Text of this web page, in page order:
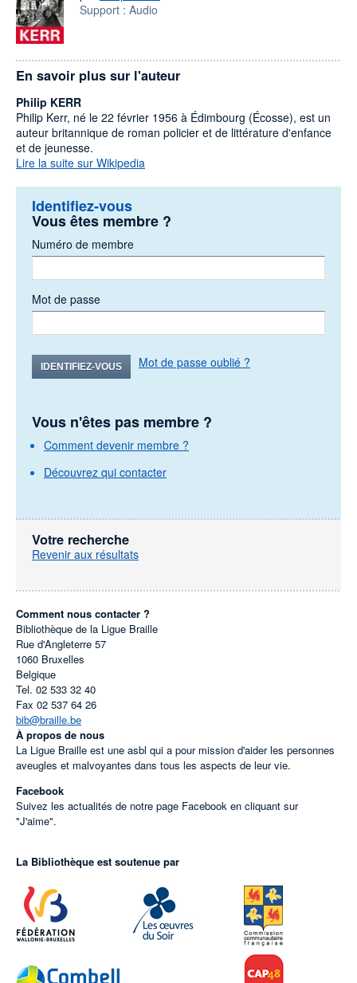
Support : Audio
En savoir plus sur l'auteur
Philip KERR
Philip Kerr, né le 22 février 1956 à Édimbourg (Écosse), est un
auteur britannique de roman policier et de littérature d'enfance
et de jeunesse.
Lire la suite sur Wikipedia
Identifiez-vous
Vous êtes membre ?
Numéro de membre
Mot de passe
IDENTIFIEZ-VOUS Mot de passe oublié ?
Vous n'êtes pas membre ?
Comment devenir membre ?
Découvrez qui contacter
Votre recherche
Revenir aux résultats
Comment nous contacter ?
Bibliothèque de la Ligue Braille
Rue d'Angleterre 57
1060 Bruxelles
Belgique
Tel. 02 533 32 40
Fax 02 537 64 26
bib@braille.be
À propos de nous
La Ligue Braille est une asbl qui a pour mission d'aider les personnes
aveugles et malvoyantes dans tous les aspects de leur vie.
Facebook
Suivez les actualités de notre page Facebook en cliquant sur
"J'aime".
La Bibliothèque est soutenue par